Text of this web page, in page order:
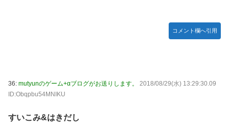
コメント欄へ引用
36: mutyunのゲーム+αブログがお送りします。
2018/08/29(水) 13:29:30.09
ID:Obqpbu54MNIKU
すいこみ&はきだし